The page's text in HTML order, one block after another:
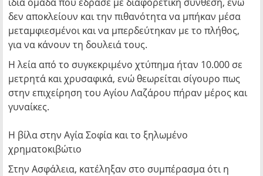
δεν αποκλείουν και την πιθανότητα να μπήκαν μέσα
μεταμφιεσμένοι και να μπερδεύτηκαν με το πλήθος,
για να κάνουν τη δουλειά τους.
Η λεία από το συγκεκριμένο χτύπημα ήταν 10.000 σε
μετρητά και χρυσαφικά, ενώ θεωρείται σίγουρο πως
στην επιχείρηση του Αγίου Λαζάρου πήραν μέρος και
γυναίκες.
Η βίλα στην Αγία Σοφία και το ξηλωμένο
χρηματοκιβώτιο
Στην Ασφάλεια, κατέληξαν στο συμπέρασμα ότι η